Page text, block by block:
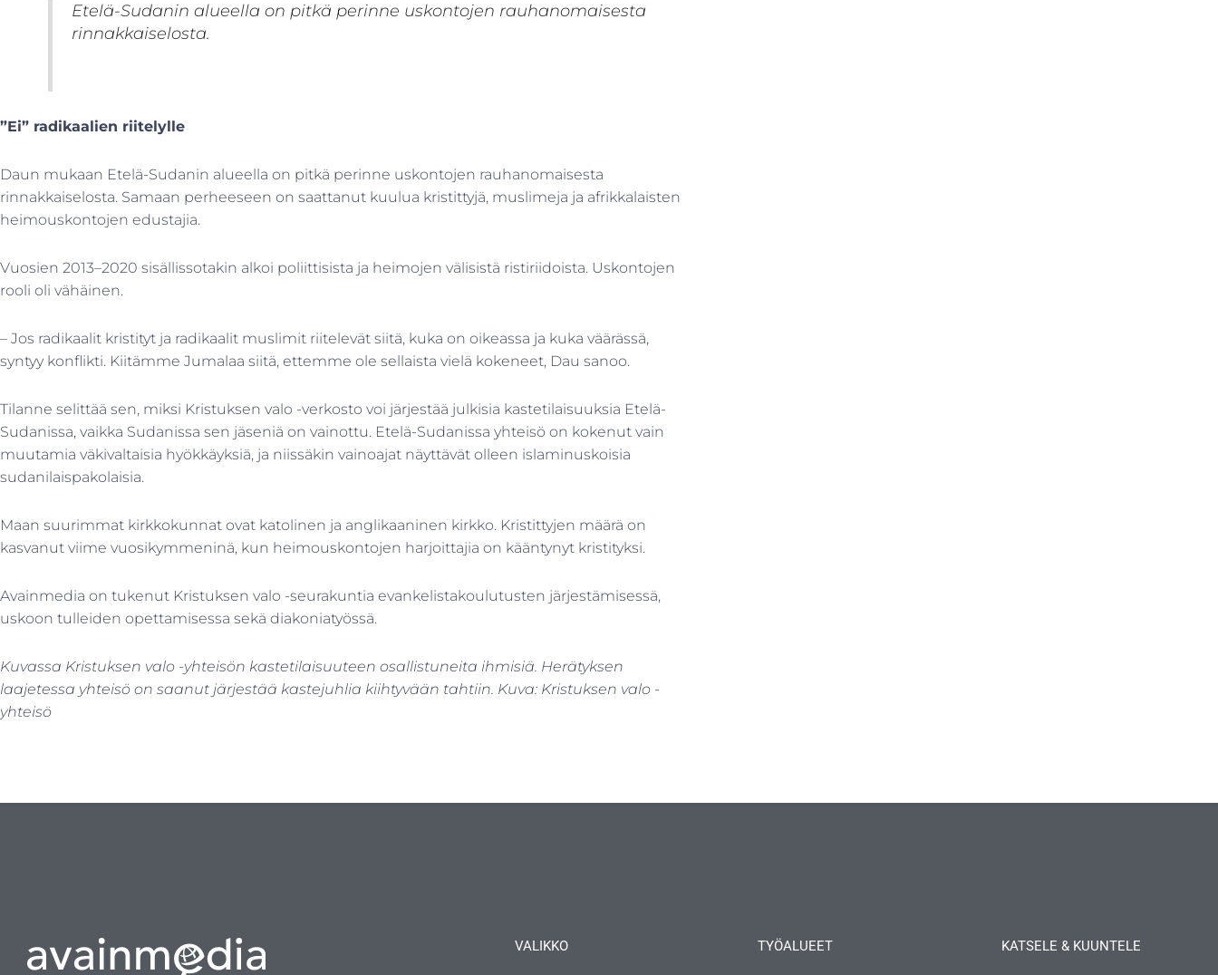
Etelä-Sudanin alueella on pitkä perinne uskontojen rauhanomaisesta
rinnakkaiselosta.
”Ei” radikaalien riitelylle
Daun mukaan Etelä-Sudanin alueella on pitkä perinne uskontojen rauhanomaisesta
rinnakkaiselosta. Samaan perheeseen on saattanut kuulua kristittyjä, muslimeja ja afrikkalaisten
heimouskontojen edustajia.
Vuosien 2013–2020 sisällissotakin alkoi poliittisista ja heimojen välisistä ristiriidoista. Uskontojen
rooli oli vähäinen.
– Jos radikaalit kristityt ja radikaalit muslimit riitelevät siitä, kuka on oikeassa ja kuka väärässä,
syntyy konflikti. Kiitämme Jumalaa siitä, ettemme ole sellaista vielä kokeneet, Dau sanoo.
Tilanne selittää sen, miksi Kristuksen valo -verkosto voi järjestää julkisia kastetilaisuuksia Etelä-
Sudanissa, vaikka Sudanissa sen jäseniä on vainottu. Etelä-Sudanissa yhteisö on kokenut vain
muutamia väkivaltaisia hyökkäyksiä, ja niissäkin vainoajat näyttävät olleen islaminuskoisia
sudanilaispakolaisia.
Maan suurimmat kirkkokunnat ovat katolinen ja anglikaaninen kirkko. Kristittyjen määrä on
kasvanut viime vuosikymmeninä, kun heimouskontojen harjoittajia on kääntynyt kristityksi.
Avainmedia on tukenut Kristuksen valo -seurakuntia evankelistakoulutusten järjestämisessä,
uskoon tulleiden opettamisessa sekä diakoniatyössä.
Kuvassa Kristuksen valo -yhteisön kastetilaisuuteen osallistuneita ihmisiä. Herätyksen
laajetessa yhteisö on saanut järjestää kastejuhlia kiihtyvään tahtiin. Kuva: Kristuksen valo -
yhteisö
VALIKKO TYÖALUEET KATSELE & KUUNTELE